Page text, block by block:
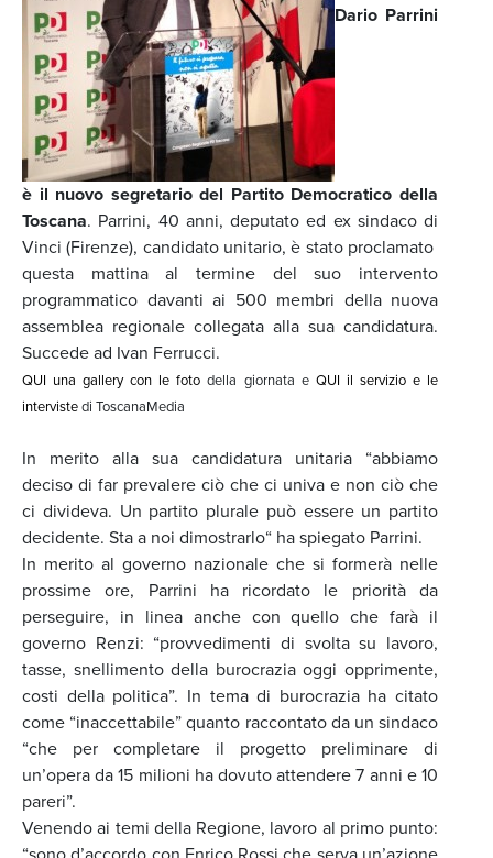
Dario Parrini
è il nuovo segretario del Partito Democratico della
Toscana. Parrini, 40 anni, deputato ed ex sindaco di
Vinci (Firenze), candidato unitario, è stato proclamato
questa mattina al termine del suo intervento
programmatico davanti ai 500 membri della nuova
assemblea regionale collegata alla sua candidatura.
Succede ad Ivan Ferrucci.
QUI una gallery con le foto della giornata e QUI il servizio e le
intervistedi ToscanaMedia
In merito alla sua candidatura unitaria “abbiamo
deciso di far prevalere ciò che ci univa e non ciò che
ci divideva. Un partito plurale può essere un partito
decidente. Sta a noi dimostrarlo“ ha spiegato Parrini.
In merito al governo nazionale che si formerà nelle
prossime ore, Parrini ha ricordato le priorità da
perseguire, in linea anche con quello che farà il
governo Renzi: “provvedimenti di svolta su lavoro,
tasse, snellimento della burocrazia oggi opprimente,
costi della politica”. In tema di burocrazia ha citato
come “inaccettabile” quanto raccontato da un sindaco
“che per completare il progetto preliminare di
un’opera da 15 milioni ha dovuto attendere 7 anni e 10
pareri”.
Venendo ai temi della Regione, lavoro al primo punto: